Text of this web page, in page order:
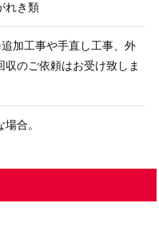
れき類
加工事や手直し工事、外
のご依頼はお受け致しま
合。